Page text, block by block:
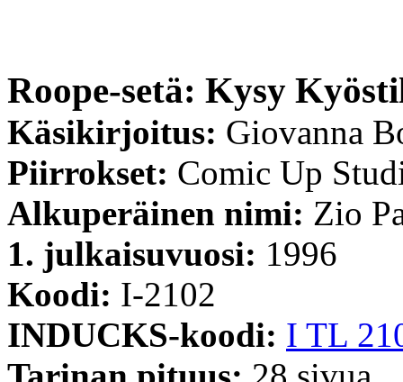
Roope-setä: Kysy
Käsikirjoitus: Giovanna
Piirrokset: Comic Up
Alkuperäinen nimi: Zio
1. julkaisuvuosi: 1996
Koodi: I-2102
INDUCKS-koodi: I TL